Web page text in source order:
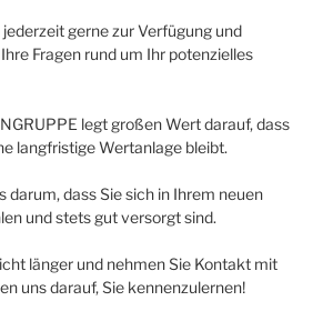
gerne zur Verfügung und
Fragen rund um Ihr potenzielles
legt großen Wert darauf, dass
langfristige Wertanlage bleibt.
darum, dass Sie sich in Ihrem neuen
und stets gut versorgt sind.
länger und nehmen Sie Kontakt mit
uns darauf, Sie kennenzulernen!